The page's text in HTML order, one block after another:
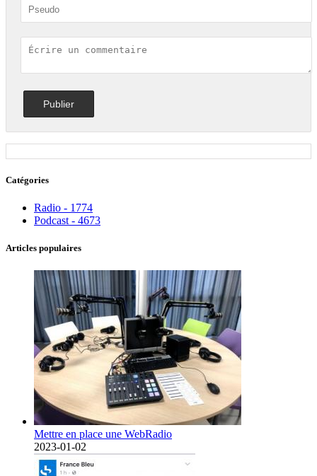
Catégories
Radio - 1774
Podcast - 4673
Articles populaires
Mettre en place une WebRadio
2023-01-02